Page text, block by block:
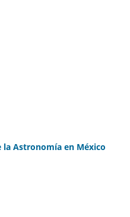
la Astronomía en México